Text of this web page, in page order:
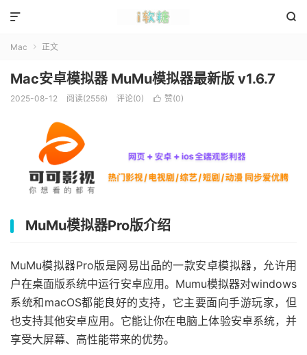


Mac  正文
Mac安卓模拟器 MuMu模拟器最新版 v1.6.7
2025-08-12 阅读(2556) 评论(0)  赞(0)
MuMu模拟器Pro版介绍
MuMu模拟器Pro版是网易出品的一款安卓模拟器，允许用
户在桌面版系统中运行安卓应用。Mumu模拟器对windows
系统和macOS都能良好的支持，它主要面向手游玩家，但
也支持其他安卓应用。它能让你在电脑上体验安卓系统，并
享受大屏幕、高性能带来的优势。